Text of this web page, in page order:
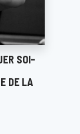
SOI-
DE LA